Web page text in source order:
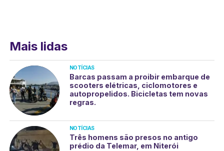
Mais lidas
NOTÍCIAS
Barcas passam a proibir embarque de
scooters elétricas, ciclomotores e
autopropelidos. Bicicletas tem novas
regras.
NOTÍCIAS
Três homens são presos no antigo
prédio da Telemar, em Niterói